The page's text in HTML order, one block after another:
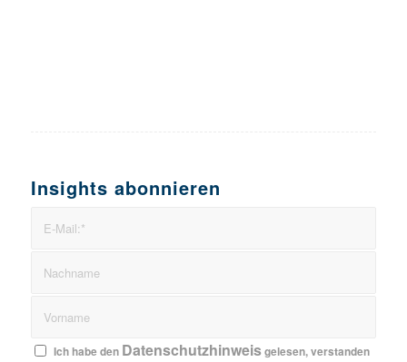
Insights abonnieren
Ich habe den Datenschutzhinweisgelesen, verstanden